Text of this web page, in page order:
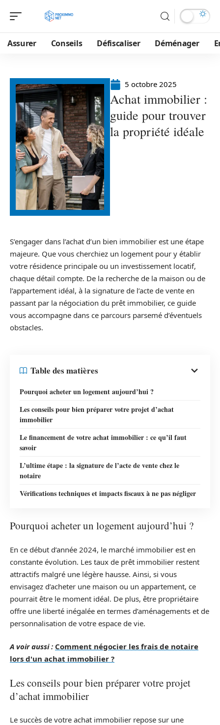
Assurer Conseils Défiscaliser Déménager
5 octobre 2025
Achat immobilier :
guide pour trouver
la propriété idéale
S’engager dans l’achat d’un bien immobilier est une étape
majeure. Que vous cherchiez un logement pour y établir
votre résidence principale ou un investissement locatif,
chaque détail compte. De la recherche de la maison ou de
l’appartement idéal, à la signature de l’acte de vente en
passant par la négociation du prêt immobilier, ce guide
vous accompagne dans ce parcours parsemé d’éventuels
obstacles.
Table des matières
Pourquoi acheter un logement aujourd’hui ?
Les conseils pour bien préparer votre projet d’achat
immobilier
Le financement de votre achat immobilier : ce qu’il faut
savoir
L’ultime étape : la signature de l’acte de vente chez le
notaire
Vérifications techniques et impacts fiscaux à ne pas négliger
Pourquoi acheter un logement aujourd’hui ?
En ce début d’année 2024, le marché immobilier est en
constante évolution. Les taux de prêt immobilier restent
attractifs malgré une légère hausse. Ainsi, si vous
envisagez d’acheter une maison ou un appartement, ce
pourrait être le moment idéal. De plus, être propriétaire
offre une liberté inégalée en termes d’aménagements et de
personnalisation de votre espace de vie.
A voir aussi : Comment négocier les frais de notaire
lors d'un achat immobilier ?
Les conseils pour bien préparer votre projet
d’achat immobilier
Le succès de votre achat immobilier repose sur une